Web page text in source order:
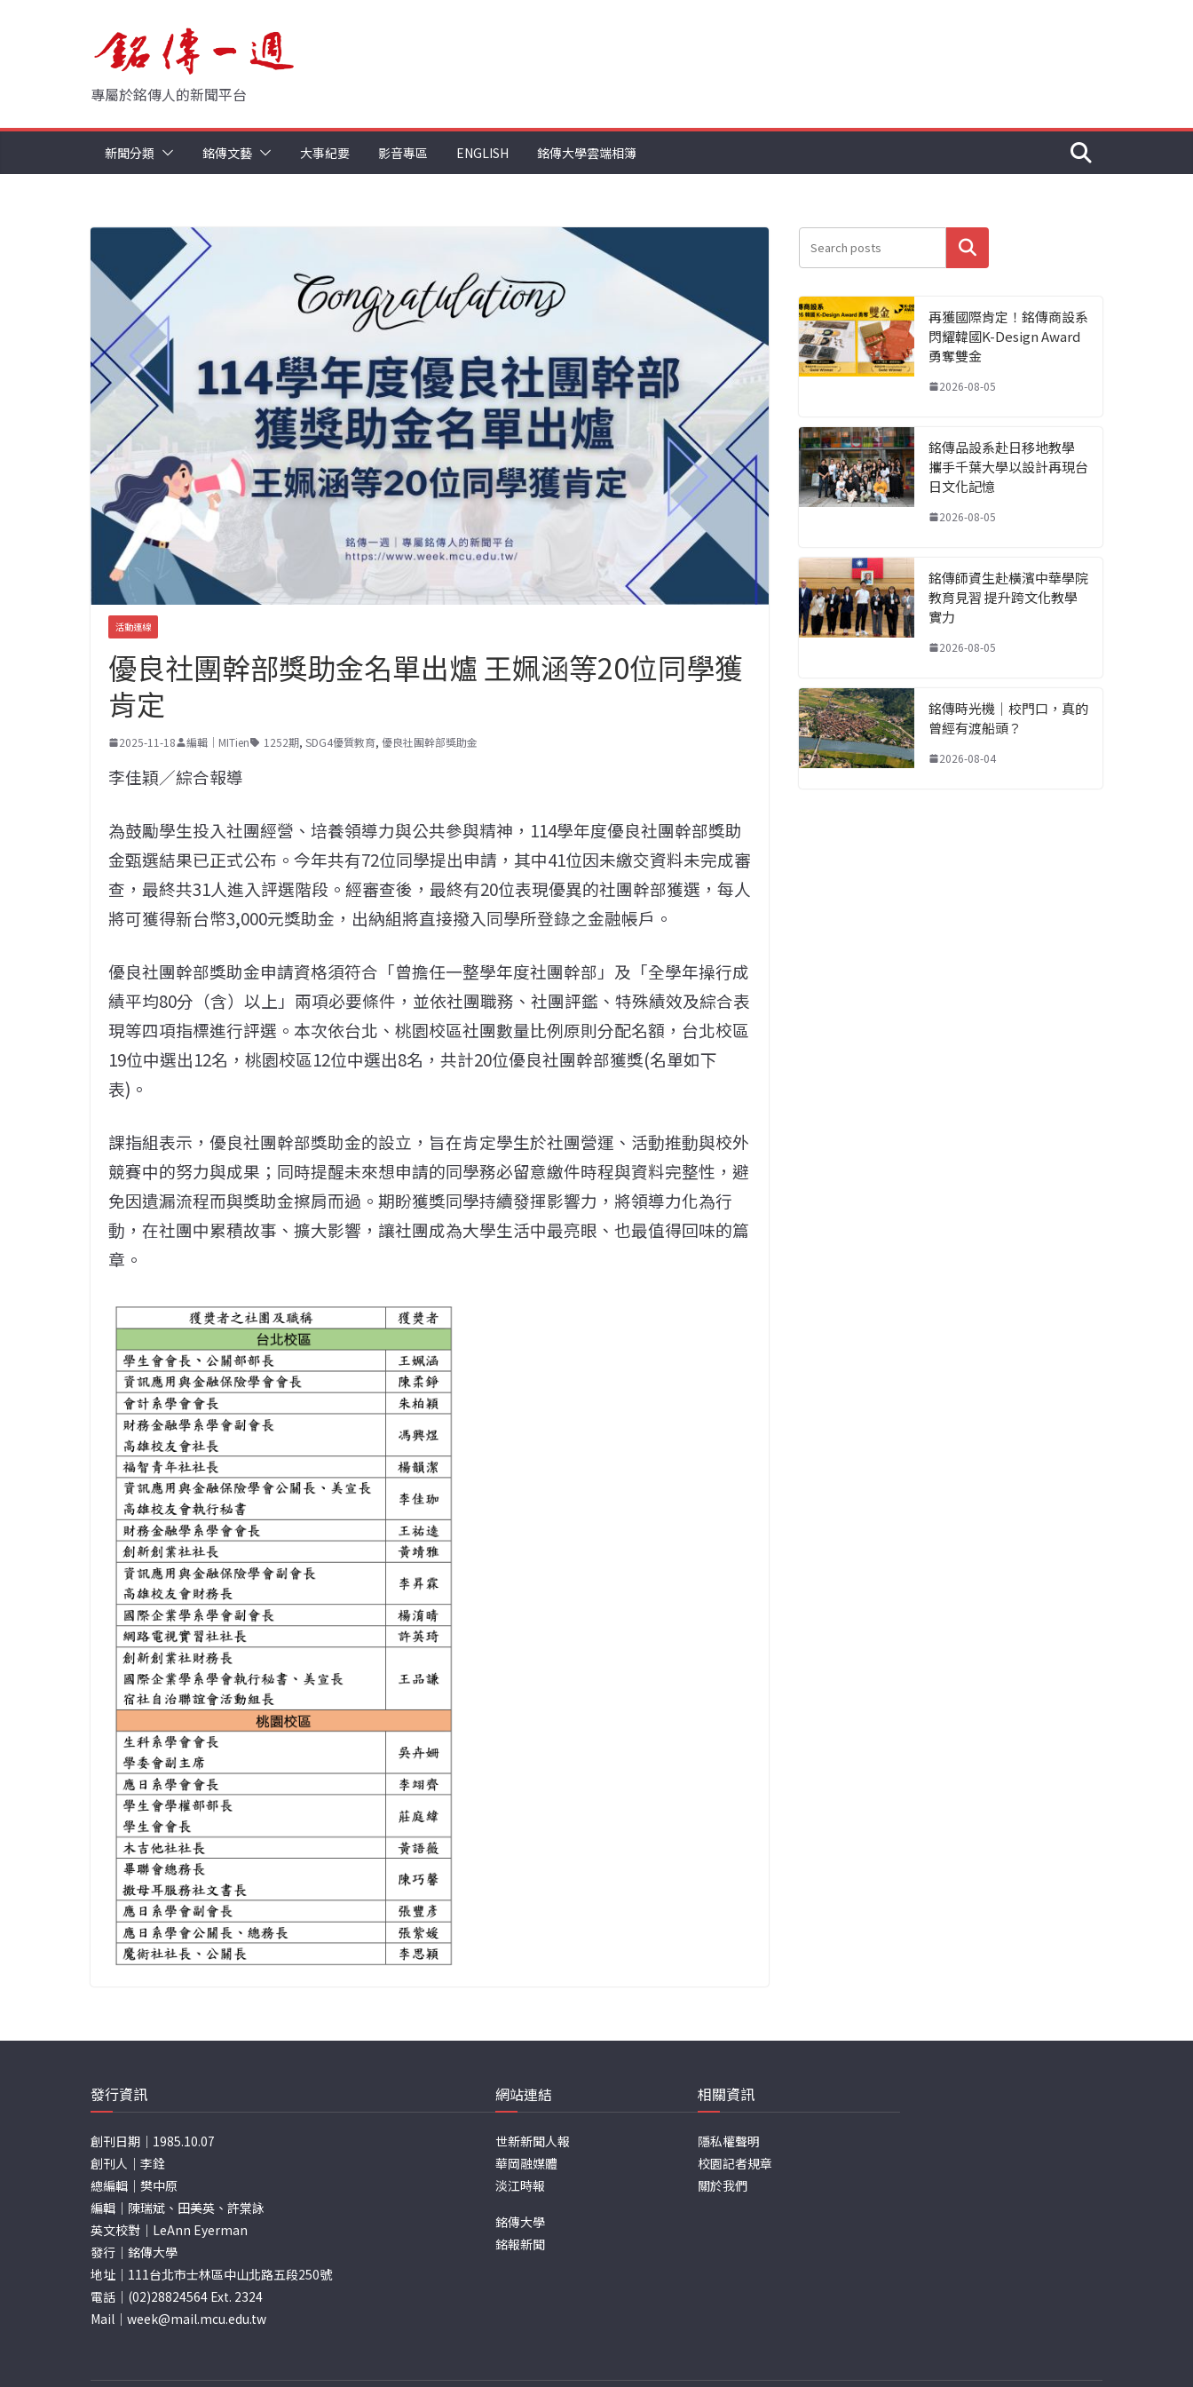
專屬於銘傳人的新聞平台
新聞分類 銘傳文藝 大事紀要 影音專區 ENGLISH 銘傳大學雲端相簿
活動連線
優良社團幹部獎助金名單出爐 王姵涵等20位同學獲
肯定
2025-11-18 編輯｜MITien 1252期, SDG4優質教育, 優良社團幹部獎助金
李佳穎／綜合報導
為鼓勵學生投入社團經營、培養領導力與公共參與精神，114學年度優良社團幹部獎助
金甄選結果已正式公布。今年共有72位同學提出申請，其中41位因未繳交資料未完成審
查，最終共31人進入評選階段。經審查後，最終有20位表現優異的社團幹部獲選，每人
將可獲得新台幣3,000元獎助金，出納組將直接撥入同學所登錄之金融帳戶。
優良社團幹部獎助金申請資格須符合「曾擔任一整學年度社團幹部」及「全學年操行成
績平均80分（含）以上」兩項必要條件，並依社團職務、社團評鑑、特殊績效及綜合表
現等四項指標進行評選。本次依台北、桃園校區社團數量比例原則分配名額，台北校區
19位中選出12名，桃園校區12位中選出8名，共計20位優良社團幹部獲獎(名單如下
表)。
課指組表示，優良社團幹部獎助金的設立，旨在肯定學生於社團營運、活動推動與校外
競賽中的努力與成果；同時提醒未來想申請的同學務必留意繳件時程與資料完整性，避
免因遺漏流程而與獎助金擦肩而過。期盼獲獎同學持續發揮影響力，將領導力化為行
動，在社團中累積故事、擴大影響，讓社團成為大學生活中最亮眼、也最值得回味的篇
章。
搜尋
再獲國際肯定！銘傳商設系
閃耀韓國K-Design Award
勇奪雙金
2026-08-05
銘傳品設系赴日移地教學
攜手千葉大學以設計再現台
日文化記憶
2026-08-05
銘傳師資生赴橫濱中華學院
教育見習 提升跨文化教學
實力
2026-08-05
銘傳時光機｜校門口，真的
曾經有渡船頭？
2026-08-04
發行資訊
創刊日期｜1985.10.07
創刊人｜李銓
總編輯｜樊中原
編輯｜陳瑞斌、田美英、許棠詠
英文校對｜LeAnn Eyerman
發行｜銘傳大學
地址｜111台北市士林區中山北路五段250號
電話｜(02)28824564 Ext. 2324
Mail｜ week@mail.mcu.edu.tw
網站連結
世新新聞人報
華岡融媒體
淡江時報
銘傳大學
銘報新聞
相關資訊
隱私權聲明
校園記者規章
關於我們